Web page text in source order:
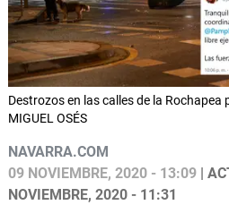
Destrozos en las calles de la
MIGUEL OSÉS
NAVARRA.COM
09 NOVIEMBRE, 2020 - 13:09 |
NOVIEMBRE, 2020 - 11:31